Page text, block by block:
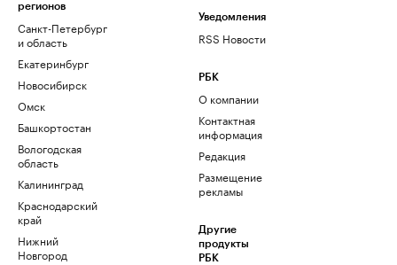
регионов
Санкт-Петербург
и область
Екатеринбург
Новосибирск
Омск
Башкортостан
Вологодская
область
Калининград
Краснодарский
край
Нижний
Новгород
Уведомления
RSS Новости
РБК
О компании
Контактная
информация
Редакция
Размещение
рекламы
Другие
продукты
РБК